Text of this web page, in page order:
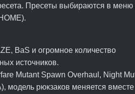
Пресеты выбираются в
BaS и огромное количество
источников.
Mutant Spawn Overhaul, Night
модель рюкзаков меняется вместе